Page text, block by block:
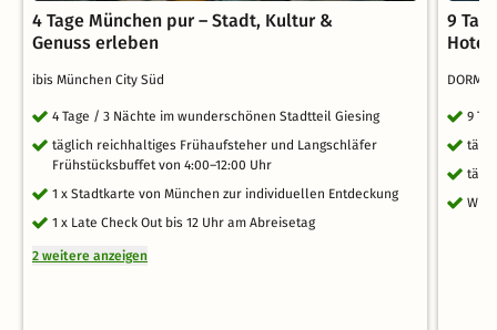
4 Tage München pur – Stadt, Kultur &
Genuss erleben
ibis München City Süd
4 Tage / 3 Nächte im wunderschönen Stadtteil Giesing
täglich reichhaltiges Frühaufsteher und Langschläfer
Frühstücksbuffet von 4:00–12:00 Uhr
1 x Stadtkarte von München zur individuellen Entdeckung
1 x Late Check Out bis 12 Uhr am Abreisetag
2 weitere anzeigen
9
Hotel
9